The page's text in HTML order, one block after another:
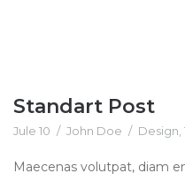
Standart Post
Jule 10 / John Doe / Design
Maecenas volutpat, diam